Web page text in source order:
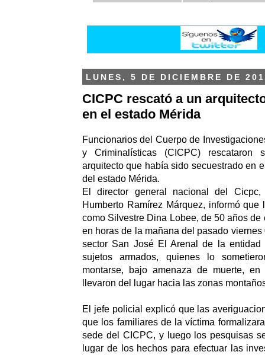
LUNES, 5 DE DICIEMBRE DE
CICPC rescató a un
en el estado Mérida
Funcionarios del Cuerpo de
y Criminalísticas (CICPC)
arquitecto que había sido secuestrado en
del estado Mérida.
El director general nacional del
Humberto Ramírez Márquez, informó que
como Silvestre Dina Lobee, de 50 años de
en horas de la mañana del pasado
sector San José El Arenal de la entidad
sujetos armados, quienes lo
montarse, bajo amenaza de muerte,
llevaron del lugar hacia las zonas
El jefe policial explicó que las
que los familiares de la víctima
sede del CICPC, y luego los pesquisas
lugar de los hechos para efectuar las